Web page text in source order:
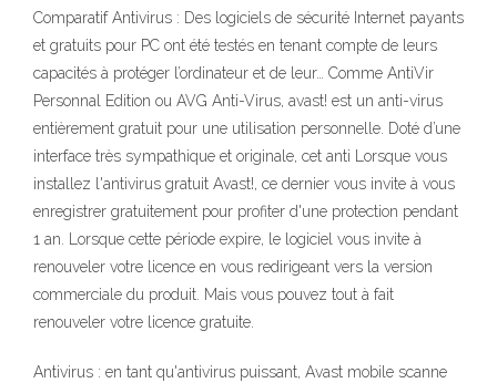
Comparatif Antivirus : Des logiciels de sécurité Internet payants
et gratuits pour PC ont été testés en tenant compte de leurs
capacités à protéger l’ordinateur et de leur… Comme AntiVir
Personnal Edition ou AVG Anti-Virus, avast! est un anti-virus
entièrement gratuit pour une utilisation personnelle. Doté d’une
interface très sympathique et originale, cet anti Lorsque vous
installez l'antivirus gratuit Avast!, ce dernier vous invite à vous
enregistrer gratuitement pour profiter d'une protection pendant
1 an. Lorsque cette période expire, le logiciel vous invite à
renouveler votre licence en vous redirigeant vers la version
commerciale du produit. Mais vous pouvez tout à fait
renouveler votre licence gratuite.
Antivirus : en tant qu'antivirus puissant, Avast mobile scanne